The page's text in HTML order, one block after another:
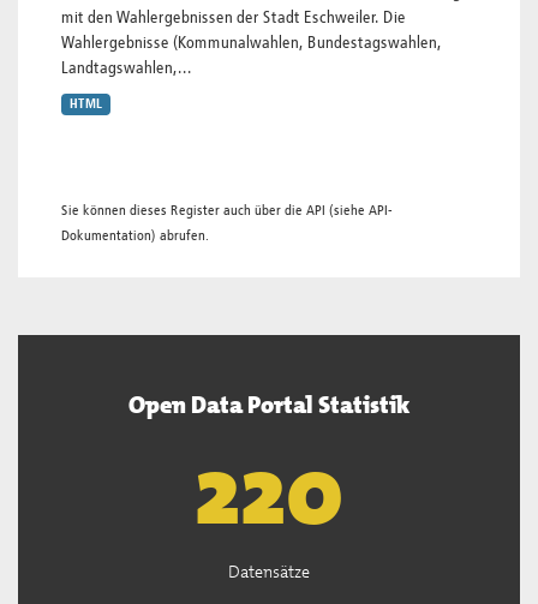
mit den Wahlergebnissen der Stadt Eschweiler. Die
Wahlergebnisse (Kommunalwahlen, Bundestagswahlen,
Landtagswahlen,...
HTML
Sie können dieses Register auch über die API (siehe API-
Dokumentation) abrufen.
Open Data Portal Statistik
222
Datensätze